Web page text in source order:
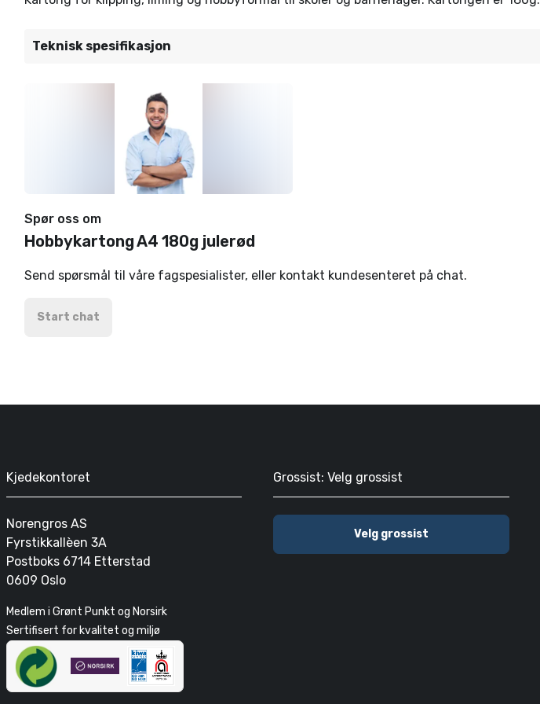
Teknisk spesifikasjon
Spør oss om
Hobbykartong A4 180g julerød
Send spørsmål til våre fagspesialister, eller kontakt kundesenteret på chat.
Start chat
Kjedekontoret
Norengros AS
Fyrstikkallèen 3A
Postboks 6714 Etterstad
0609 Oslo
Medlem i Grønt Punkt og Norsirk
Sertifisert for kvalitet og miljø
Grossist: Velg grossist
Velg grossist